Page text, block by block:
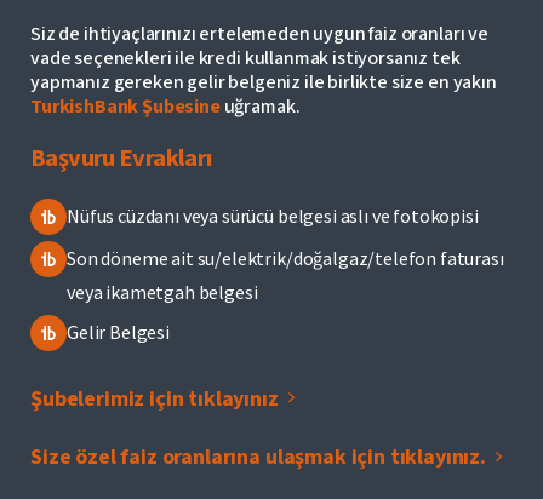
Siz de ihtiyaçlarınızı ertelemeden uygun faiz oranları ve
vade seçenekleri ile kredi kullanmak istiyorsanız tek
yapmanız gereken gelir belgeniz ile birlikte size en yakın
TurkishBank Şubesineuğramak.
Başvuru Evrakları
Nüfus cüzdanı veya sürücü belgesi aslı ve fotokopisi
Son döneme ait su/elektrik/doğalgaz/telefon faturası
veya ikametgah belgesi
Gelir Belgesi
Şubelerimiz için tıklayınız
Size özel faiz oranlarına ulaşmak için tıklayınız.